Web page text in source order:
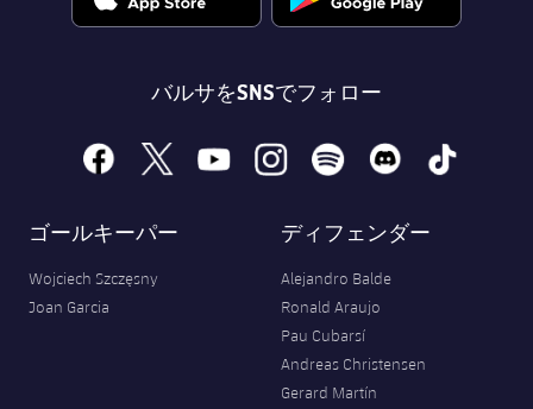
バルサをSNSでフォロー
facebook
x youtubeinstagramspotify discord tiktok
ゴールキーパー
Wojciech Szczęsny
Joan Garcia
ディフェンダー
Alejandro Balde
Ronald Araujo
Pau Cubarsí
Andreas Christensen
Gerard Martín